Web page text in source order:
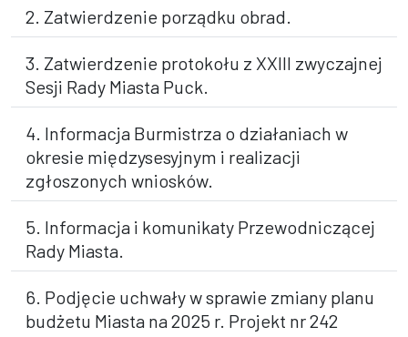
2. Zatwierdzenie porządku obrad.
3. Zatwierdzenie protokołu z XXIII zwyczajnej
Sesji Rady Miasta Puck.
4. Informacja Burmistrza o działaniach w
okresie międzysesyjnym i realizacji
zgłoszonych wniosków.
5. Informacja i komunikaty Przewodniczącej
Rady Miasta.
6. Podjęcie uchwały w sprawie zmiany planu
budżetu Miasta na 2025 r. Projekt nr 242